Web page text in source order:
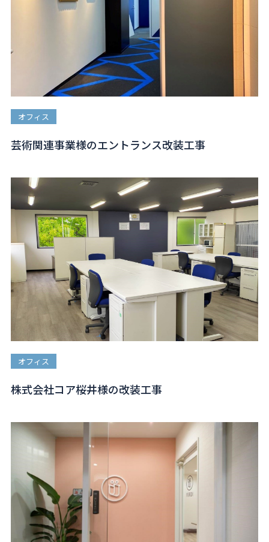
オフィス
芸術関連事業様のエントランス改装工事
オフィス
株式会社コア桜井様の改装工事